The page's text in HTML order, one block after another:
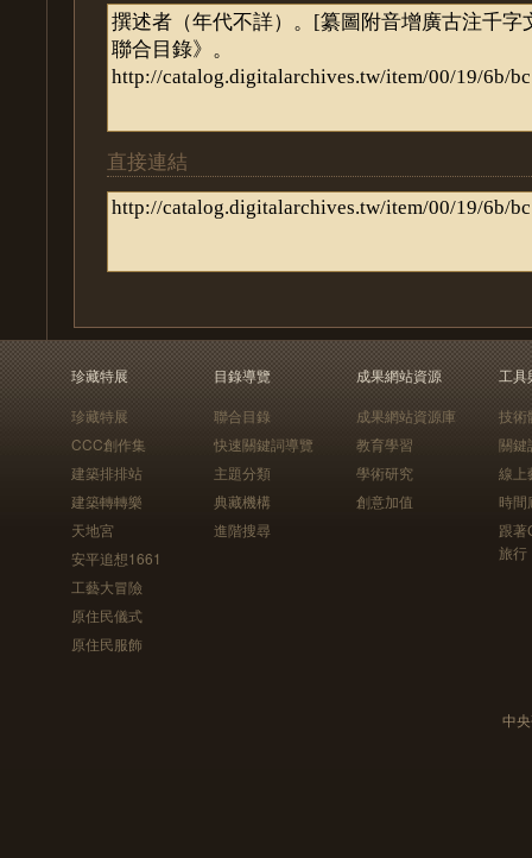
直接連結
珍藏特展
珍藏特展
CCC創作集
建築排排站
建築轉轉樂
天地宮
安平追想1661
工藝大冒險
原住民儀式
原住民服飾
目錄導覽
聯合目錄
快速關鍵詞導覽
主題分類
典藏機構
進階搜尋
成果網站資源
成果網站資源庫
教育學習
學術研究
創意加值
工具
技術
關鍵
線上
時間
跟
旅行
中